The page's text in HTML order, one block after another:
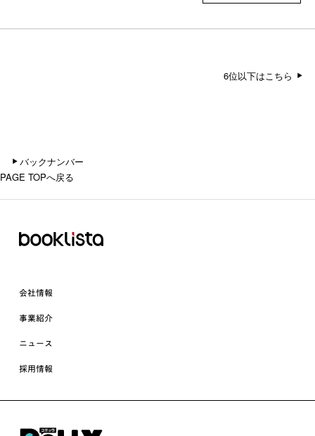
6位以下はこちら
バックナンバー
PAGE TOPへ戻る
会社情報
事業紹介
ニュース
採用情報